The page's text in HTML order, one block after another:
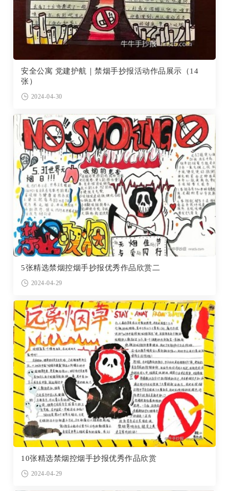
安全公寓 党建护航｜禁烟手抄报活动作品展示（14
张）
2024-04-30
5张精选禁烟控烟手抄报优秀作品欣赏二
2024-04-29
10张精选禁烟控烟手抄报优秀作品欣赏
2024-04-29